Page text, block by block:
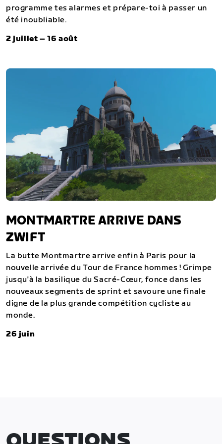
programme tes alarmes et prépare-toi à passer un
été inoubliable.
2 juillet – 16 août
MONTMARTRE ARRIVE DANS
ZWIFT
La butte Montmartre arrive enfin à Paris pour la
nouvelle arrivée du Tour de France hommes ! Grimpe
jusqu'à la basilique du Sacré-Cœur, fonce dans les
nouveaux segments de sprint et savoure une finale
digne de la plus grande compétition cycliste au
monde.
26 juin